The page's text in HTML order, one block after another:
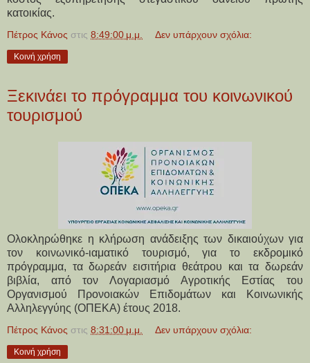
κατοικίας.
Πέτρος Κάνος στις 8:49:00 μ.μ. Δεν υπάρχουν σχόλια:
Κοινή χρήση
Ξεκινάει το πρόγραμμα του κοινωνικού
τουρισμού
Ολοκληρώθηκε η κλήρωση ανάδειξης των δικαιούχων για
τον κοινωνικό-ιαματικό τουρισμό, για το εκδρομικό
πρόγραμμα, τα δωρεάν εισιτήρια θεάτρου και τα δωρεάν
βιβλία, από τον Λογαριασμό Αγροτικής Εστίας του
Οργανισμού Προνοιακών Επιδομάτων και Κοινωνικής
Αλληλεγγύης (ΟΠΕΚΑ) έτους 2018.
Πέτρος Κάνος στις 8:31:00 μ.μ. Δεν υπάρχουν σχόλια:
Κοινή χρήση